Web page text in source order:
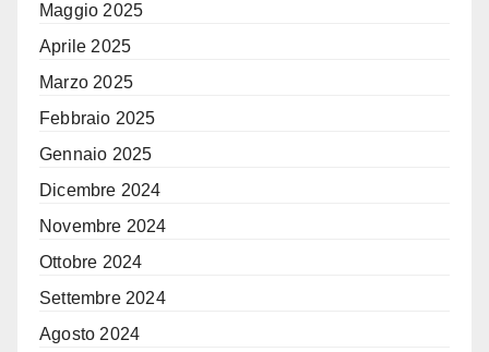
Maggio 2025
Aprile 2025
Marzo 2025
Febbraio 2025
Gennaio 2025
Dicembre 2024
Novembre 2024
Ottobre 2024
Settembre 2024
Agosto 2024